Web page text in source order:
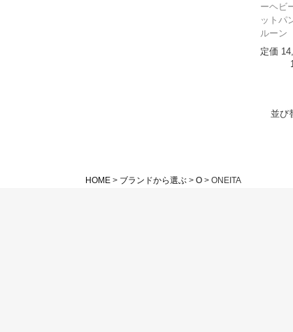
ーヘビ
ットパ
ルーン
定価
並び
HOME ブランドから選ぶ O ONEITA